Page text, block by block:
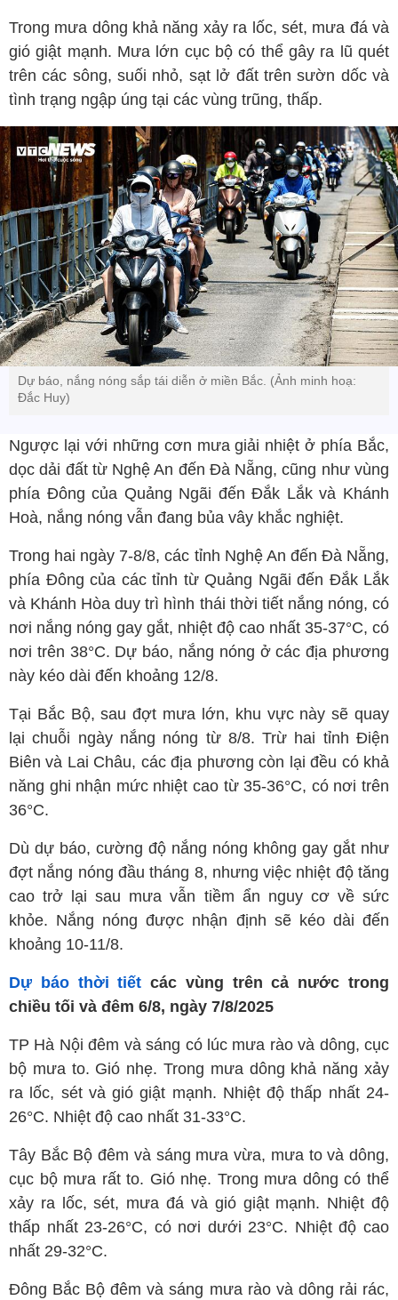
Trong mưa dông khả năng xảy ra lốc, sét, mưa đá và
gió giật mạnh. Mưa lớn cục bộ có thể gây ra lũ quét
trên các sông, suối nhỏ, sạt lở đất trên sườn dốc và
tình trạng ngập úng tại các vùng trũng, thấp.
Dự báo, nắng nóng sắp tái diễn ở miền Bắc. (Ảnh minh hoạ:
Đắc Huy)
Ngược lại với những cơn mưa giải nhiệt ở phía Bắc,
dọc dải đất từ Nghệ An đến Đà Nẵng, cũng như vùng
phía Đông của Quảng Ngãi đến Đắk Lắk và Khánh
Hoà, nắng nóng vẫn đang bủa vây khắc nghiệt.
Trong hai ngày 7-8/8, các tỉnh Nghệ An đến Đà Nẵng,
phía Đông của các tỉnh từ Quảng Ngãi đến Đắk Lắk
và Khánh Hòa duy trì hình thái thời tiết nắng nóng, có
nơi nắng nóng gay gắt, nhiệt độ cao nhất 35-37°C, có
nơi trên 38°C. Dự báo, nắng nóng ở các địa phương
này kéo dài đến khoảng 12/8.
Tại Bắc Bộ, sau đợt mưa lớn, khu vực này sẽ quay
lại chuỗi ngày nắng nóng từ 8/8. Trừ hai tỉnh Điện
Biên và Lai Châu, các địa phương còn lại đều có khả
năng ghi nhận mức nhiệt cao từ 35-36°C, có nơi trên
36°C.
Dù dự báo, cường độ nắng nóng không gay gắt như
đợt nắng nóng đầu tháng 8, nhưng việc nhiệt độ tăng
cao trở lại sau mưa vẫn tiềm ẩn nguy cơ về sức
khỏe. Nắng nóng được nhận định sẽ kéo dài đến
khoảng 10-11/8.
Dự báo thời tiết các vùng trên cả nước trong
chiều tối và đêm 6/8, ngày 7/8/2025
TP Hà Nội đêm và sáng có lúc mưa rào và dông, cục
bộ mưa to. Gió nhẹ. Trong mưa dông khả năng xảy
ra lốc, sét và gió giật mạnh. Nhiệt độ thấp nhất 24-
26°C. Nhiệt độ cao nhất 31-33°C.
Tây Bắc Bộ đêm và sáng mưa vừa, mưa to và dông,
cục bộ mưa rất to. Gió nhẹ. Trong mưa dông có thể
xảy ra lốc, sét, mưa đá và gió giật mạnh. Nhiệt độ
thấp nhất 23-26°C, có nơi dưới 23°C. Nhiệt độ cao
nhất 29-32°C.
Đông Bắc Bộ đêm và sáng mưa rào và dông rải rác,